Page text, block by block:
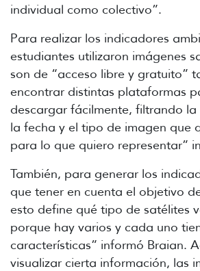
individual como colectivo”.
Para realizar los indicadores
estudiantes utilizaron imágenes
son de “acceso libre y gratuito”
encontrar distintas plataformas
descargar fácilmente, filtrando la
la fecha y el tipo de imagen que
para lo que quiero representar”
También, para generar los
que tener en cuenta el objetivo
esto define qué tipo de satélites
porque hay varios y cada uno
características” informó Braian.
visualizar cierta información, las